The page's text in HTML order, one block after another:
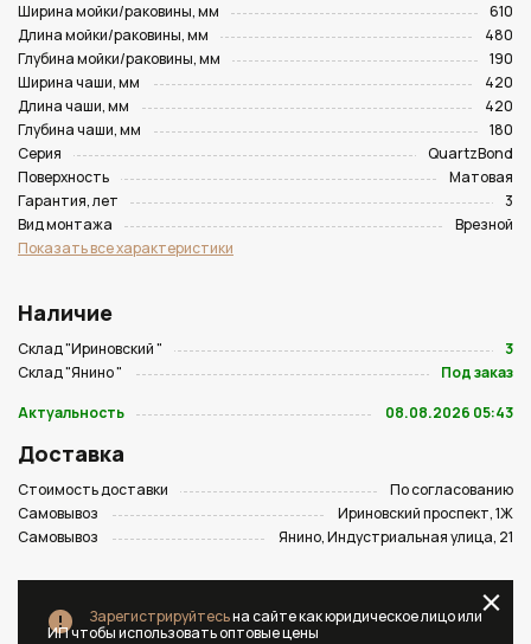
Ширина мойки/раковины, мм
610
Длина мойки/раковины, мм
480
Глубина мойки/раковины, мм
190
Ширина чаши, мм
420
Длина чаши, мм
420
Глубина чаши, мм
180
Серия
QuartzBond
Поверхность
Матовая
Гарантия, лет
3
Вид монтажа
Врезной
Показать все характеристики
Наличие
Склад "Ириновский "
3
Склад "Янино "
Под заказ
Актуальность
08.08.2026 05:43
Доставка
Стоимость доставки
По согласованию
Самовывоз
Ириновский проспект, 1Ж
Самовывоз
Янино, Индустриальная улица, 21
Зарегистрируйтесьна сайте как юридическое лицо или
ИП чтобы использовать оптовые цены